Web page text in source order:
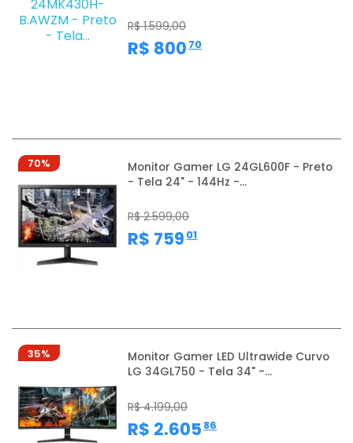
R$ 1.599,00
R$ 800 ,70
70%
Monitor Gamer LG 24GL600F - Preto
- Tela 24" - 144Hz -...
R$ 2.599,00
R$ 759 ,01
35%
Monitor Gamer LED Ultrawide Curvo
LG 34GL750 - Tela 34" -...
R$ 4.199,00
R$ 2.605 ,86